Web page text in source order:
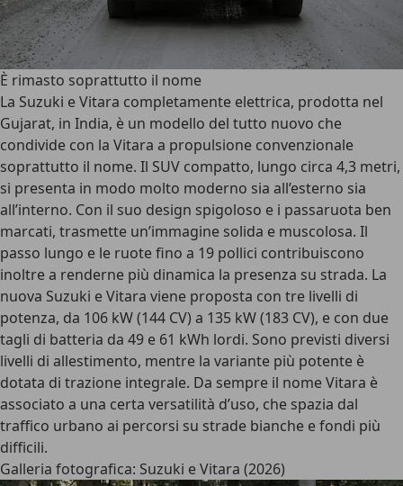
È rimasto soprattutto il nome
La Suzuki e Vitara completamente elettrica, prodotta nel
Gujarat, in India, è un modello del tutto nuovo che
condivide con la Vitara a propulsione convenzionale
soprattutto il nome. Il SUV compatto, lungo circa 4,3 metri,
si presenta in modo molto moderno sia all’esterno sia
all’interno. Con il suo design spigoloso e i passaruota ben
marcati, trasmette un’immagine solida e muscolosa. Il
passo lungo e le ruote fino a 19 pollici contribuiscono
inoltre a renderne più dinamica la presenza su strada. La
nuova Suzuki e Vitara viene proposta con tre livelli di
potenza, da 106 kW (144 CV) a 135 kW (183 CV), e con due
tagli di batteria da 49 e 61 kWh lordi. Sono previsti diversi
livelli di allestimento, mentre la variante più potente è
dotata di trazione integrale. Da sempre il nome Vitara è
associato a una certa versatilità d’uso, che spazia dal
traffico urbano ai percorsi su strade bianche e fondi più
difficili.
Galleria fotografica: Suzuki e Vitara (2026)